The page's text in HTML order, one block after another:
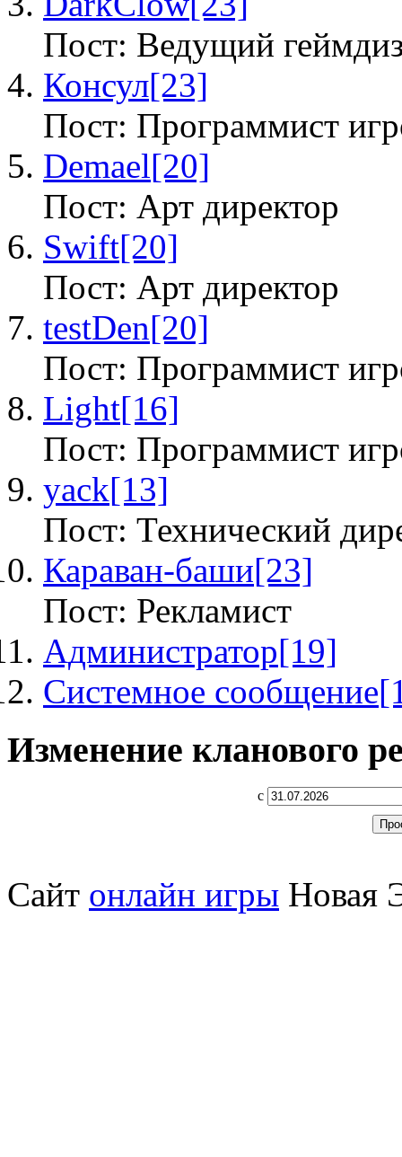
Пост: Ведущий
Консул[23]
Пост: Программист
Demael[20]
Пост: Арт директор
Swift[20]
Пост: Арт директор
testDen[20]
Пост: Программист
Light[16]
Пост: Программист
yack[13]
Пост: Технический
Караван-баши[23]
Пост: Рекламист
Администратор[19]
Системное сообщение
Изменение кланового
с
Сайт онлайн игры Новая